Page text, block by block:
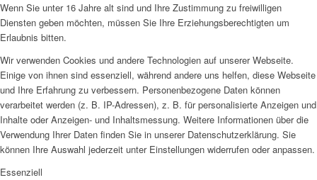
Wenn Sie unter 16 Jahre alt sind und Ihre Zustimmung zu freiwilligen
Diensten geben möchten, müssen Sie Ihre Erziehungsberechtigten um
Erlaubnis bitten.
Wir verwenden Cookies und andere Technologien auf unserer Webseite.
Einige von ihnen sind essenziell, während andere uns helfen, diese Webseite
und Ihre Erfahrung zu verbessern. Personenbezogene Daten können
verarbeitet werden (z. B. IP-Adressen), z. B. für personalisierte Anzeigen und
Inhalte oder Anzeigen- und Inhaltsmessung. Weitere Informationen über die
Verwendung Ihrer Daten finden Sie in unserer Datenschutzerklärung. Sie
können Ihre Auswahl jederzeit unter Einstellungen widerrufen oder anpassen.
Essenziell